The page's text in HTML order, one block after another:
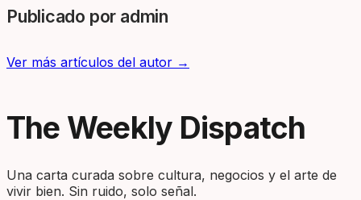
Publicado por admin
Ver más artículos del autor →
The Weekly Dispatch
Una carta curada sobre cultura, negocios y el arte de
vivir bien. Sin ruido, solo señal.